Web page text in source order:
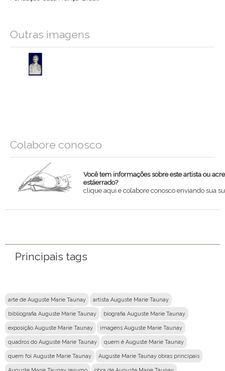
Outras imagens
Colabore conosco
Você tem informações sobre este artista ou
estáerrado?
clique aqui e colabore conosco enviando sua
Principais tags
arte de Auguste Marie Taunay artista Auguste Marie Taunay
bibliografia Auguste Marie Taunay biografia Auguste Marie Taunay
exposição Auguste Marie Taunay imagens Auguste Marie Taunay
quadros do Auguste Marie Taunay quem é Auguste Marie Taunay
quem foi Auguste Marie Taunay Auguste Marie Taunay obras principais